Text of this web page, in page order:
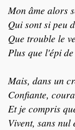
Mon âme alors
Qui sont si peu
Que trouble le
Plus que l'épi
Mais, dans un
Confiante,
Et je compris
Vivent, sans nul